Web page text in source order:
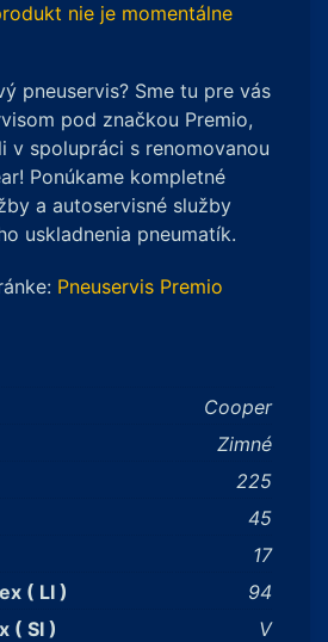
nie je momentálne
pneuservis? Sme tu pre vás
pod značkou Premio,
v spolupráci s renomovanou
Ponúkame kompletné
a autoservisné služby
uskladnenia pneumatík.
Pneuservis Premio
Cooper
Zimné
225
45
17
( LI )
94
( SI )
V